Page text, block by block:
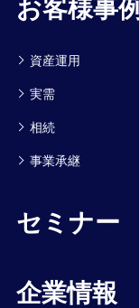
お客様事例
資産運用
実需
相続
事業承継
セミナー
企業情報